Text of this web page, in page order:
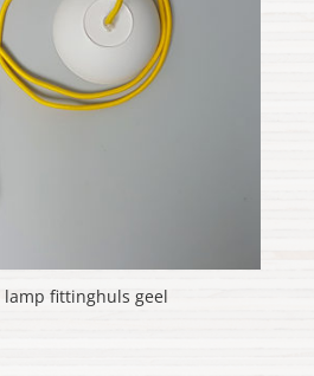
fittinghuls geel